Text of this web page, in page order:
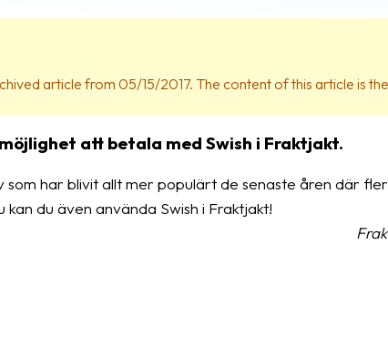
article from 05/15/2017. The content of this article is
att betala med Swish i Fraktjakt.
som har blivit allt mer populärt de senaste åren där
du även använda Swish i Fraktjakt!